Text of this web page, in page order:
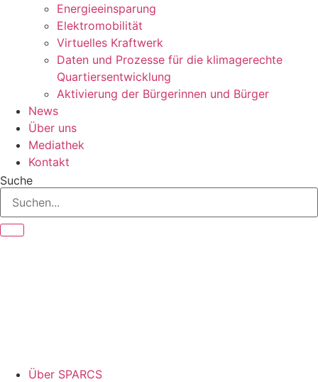
Energieeinsparung
Elektromobilität
Virtuelles Kraftwerk
Daten und Prozesse für die klimagerechte
Quartiersentwicklung
Aktivierung der Bürgerinnen und Bürger
News
Über uns
Mediathek
Kontakt
Suche
Über SPARCS